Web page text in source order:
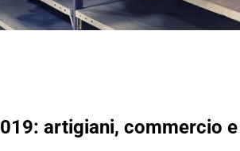
artigiani, commercio